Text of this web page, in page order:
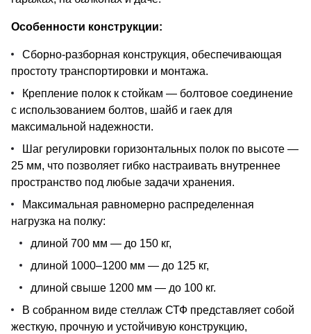
Особенности конструкции:
Сборно-разборная конструкция, обеспечивающая
простоту транспортировки и монтажа.
Крепление полок к стойкам — болтовое соединение
с использованием болтов, шайб и гаек для
максимальной надежности.
Шаг регулировки горизонтальных полок по высоте —
25 мм, что позволяет гибко настраивать внутреннее
пространство под любые задачи хранения.
Максимальная равномерно распределенная
нагрузка на полку:
длиной 700 мм — до 150 кг,
длиной 1000–1200 мм — до 125 кг,
длиной свыше 1200 мм — до 100 кг.
В собранном виде стеллаж СТФ представляет собой
жесткую, прочную и устойчивую конструкцию,